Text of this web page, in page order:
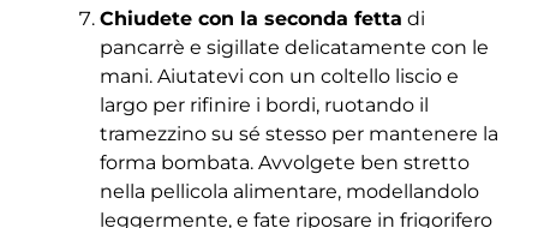
Chiudete con la seconda fetta di
pancarrè e sigillate delicatamente con le
mani. Aiutatevi con un coltello liscio e
largo per rifinire i bordi, ruotando il
tramezzino su sé stesso per mantenere la
forma bombata. Avvolgete ben stretto
nella pellicola alimentare, modellandolo
leggermente, e fate riposare in frigorifero